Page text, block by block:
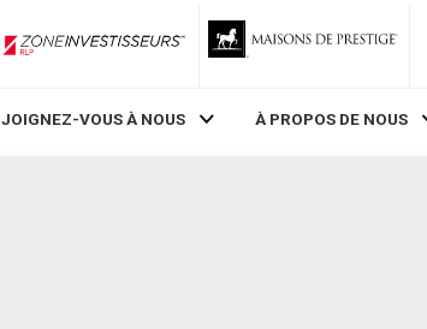
ZoneInvestisseurs RLP
JOIGNEZ-VOUS À NOUS À PROPOS DE NOUS